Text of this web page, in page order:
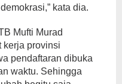
kata dia.
Mufti Murad
kerja provinsi
pendaftaran dibuka
waktu. Sehingga